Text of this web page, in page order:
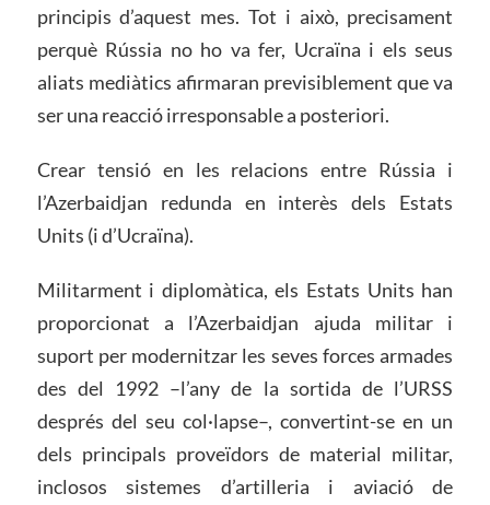
principis d’aquest mes. Tot i això, precisament
perquè Rússia no ho va fer, Ucraïna i els seus
aliats mediàtics afirmaran previsiblement que va
ser una reacció irresponsable a posteriori.
Crear tensió en les relacions entre Rússia i
l’Azerbaidjan redunda en interès dels Estats
Units (i d’Ucraïna).
Militarment i diplomàtica, els Estats Units han
proporcionat a l’Azerbaidjan ajuda militar i
suport per modernitzar les seves forces armades
des del 1992 –l’any de la sortida de l’URSS
després del seu col·lapse–, convertint-se en un
dels principals proveïdors de material militar,
inclosos sistemes d’artilleria i aviació de